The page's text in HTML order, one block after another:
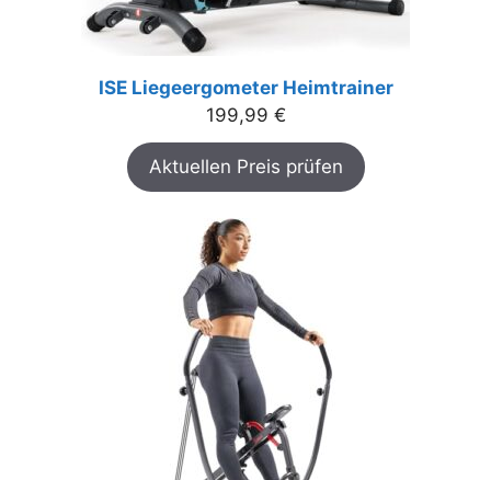
ISE Liegeergometer Heimtrainer
199,99 €
Aktuellen Preis prüfen